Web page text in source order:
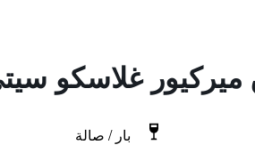
ميركيور غلاسكو
بار / صالة